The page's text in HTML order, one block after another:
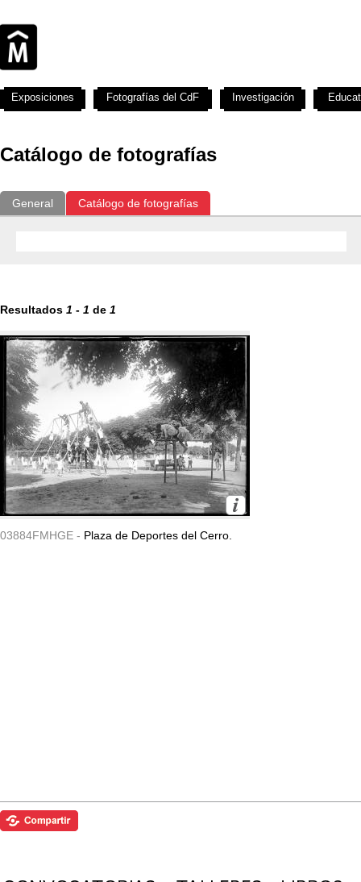
Catálogo de fotografías
General Catálogo de fotografías
Resultados 1 - 1 de 1
03884FMHGE - Plaza de Deportes del Cerro.
Exposiciones Fotografías del CdF Investigación